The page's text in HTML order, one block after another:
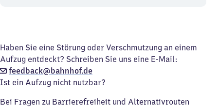
Haben Sie eine Störung oder Verschmutzung an einem
Aufzug entdeckt? Schreiben Sie uns eine E-Mail:
feedback@bahnhof.de
Ist ein Aufzug nicht nutzbar?
Bei Fragen zu Barrierefreiheit und Alternativrouten